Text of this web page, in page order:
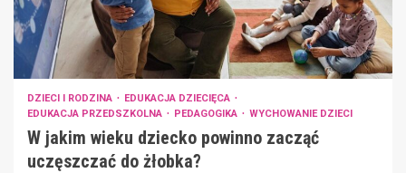
DZIECI I RODZINA
EDUKACJA DZIECIĘCA
EDUKACJA PRZEDSZKOLNA
PEDAGOGIKA WYCHOWANIE DZIECI
W jakim wieku dziecko powinno zacząć
uczęszczać do żłobka?